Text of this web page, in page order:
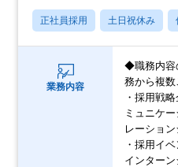
正社員採用 土日祝休み
業務内容
◆職務内
務から複数
・採用戦
ミュニケ
レーショ
・採用イ
インター